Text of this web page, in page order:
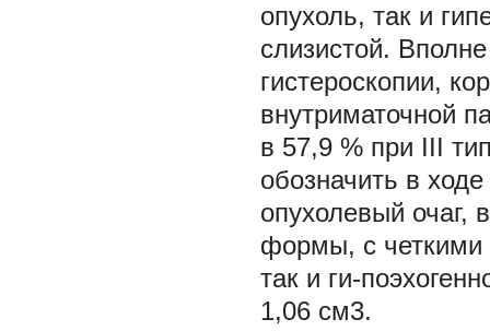
опухоль, так и
слизистой.
гистероскопии,
внутриматочной
в 57,9 % при III
обозначить в
опухолевый очаг,
формы, с четкими
так и ги-
1,06 см3.